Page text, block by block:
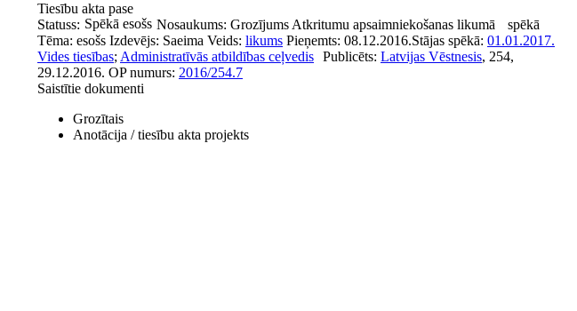
Tiesību akta pase
Nosaukums: Grozījums Atkritumu apsaimniekošanas likumā
Statuss: Spēkā esošs
spēkā
esošs Izdevējs: Saeima Veids: likums Pieņemts: 08.12.2016.Stājas spēkā: 01.01.2017.
Tēma:
Vides tiesības; Administratīvās atbildības ceļvedis Publicēts: Latvijas Vēstnesis, 254,
29.12.2016. OP numurs: 2016/254.7
Saistītie dokumenti
Grozītais
Anotācija / tiesību akta projekts